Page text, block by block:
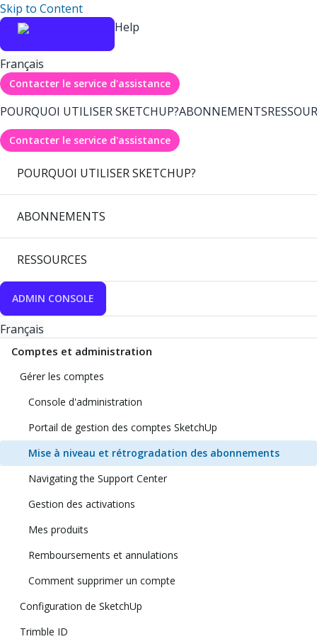
Skip to Content
Help
Français
Contacter le service d'assistance
POURQUOI UTILISER SKETCHUP?ABONNEMENTS
Contacter le service d'assistance
POURQUOI UTILISER SKETCHUP?
ABONNEMENTS
RESSOURCES
ADMIN CONSOLE
Français
Comptes et administration
Gérer les comptes
Console d'administration
Portail de gestion des comptes SketchUp
Mise à niveau et rétrogradation des abonnements
Navigating the Support Center
Gestion des activations
Mes produits
Remboursements et annulations
Comment supprimer un compte
Configuration de SketchUp
Trimble ID